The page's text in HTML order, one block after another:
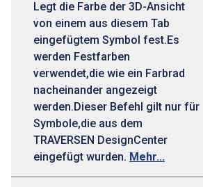
Legt die Farbe der 3D-Ansicht
von einem aus diesem Tab
eingefügtem Symbol fest.Es
werden Festfarben
verwendet,die wie ein Farbrad
nacheinander angezeigt
werden.Dieser Befehl gilt nur für
Symbole,die aus dem
TRAVERSEN DesignCenter
eingefügt wurden. Mehr...